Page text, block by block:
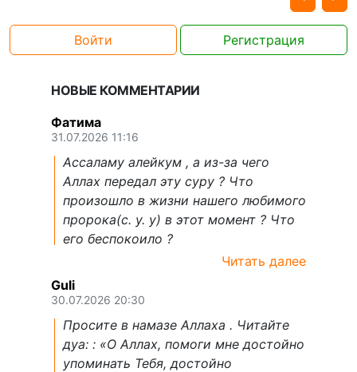
Войти Регистрация
НОВЫЕ КОММЕНТАРИИ
Фатима
31.07.2026 11:16
Ассаламу алейкум , а из-за чего
Аллах передал эту суру ? Что
произошло в жизни нашего любимого
пророка(с. у. у) в этот момент ? Что
его беспокоило ?
Читать далее
Guli
30.07.2026 20:30
Просите в намазе Аллаха . Читайте
дуа: : «О Аллах, помоги мне достойно
упоминать Тебя, достойно